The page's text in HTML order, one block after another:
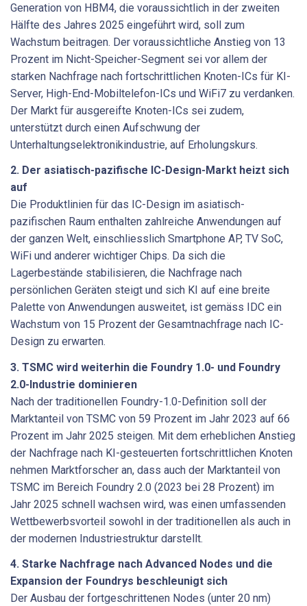
Generation von HBM4, die voraussichtlich in der zweiten
Hälfte des Jahres 2025 eingeführt wird, soll zum
Wachstum beitragen. Der voraussichtliche Anstieg von 13
Prozent im Nicht-Speicher-Segment sei vor allem der
starken Nachfrage nach fortschrittlichen Knoten-ICs für KI-
Server, High-End-Mobiltelefon-ICs und WiFi7 zu verdanken.
Der Markt für ausgereifte Knoten-ICs sei zudem,
unterstützt durch einen Aufschwung der
Unterhaltungselektronikindustrie, auf Erholungskurs.
2. Der asiatisch-pazifische IC-Design-Markt heizt sich
auf
Die Produktlinien für das IC-Design im asiatisch-
pazifischen Raum enthalten zahlreiche Anwendungen auf
der ganzen Welt, einschliesslich Smartphone AP, TV SoC,
WiFi und anderer wichtiger Chips. Da sich die
Lagerbestände stabilisieren, die Nachfrage nach
persönlichen Geräten steigt und sich KI auf eine breite
Palette von Anwendungen ausweitet, ist gemäss IDC ein
Wachstum von 15 Prozent der Gesamtnachfrage nach IC-
Design zu erwarten.
3. TSMC wird weiterhin die Foundry 1.0- und Foundry
2.0-Industrie dominieren
Nach der traditionellen Foundry-1.0-Definition soll der
Marktanteil von TSMC von 59 Prozent im Jahr 2023 auf 66
Prozent im Jahr 2025 steigen. Mit dem erheblichen Anstieg
der Nachfrage nach KI-gesteuerten fortschrittlichen Knoten
nehmen Marktforscher an, dass auch der Marktanteil von
TSMC im Bereich Foundry 2.0 (2023 bei 28 Prozent) im
Jahr 2025 schnell wachsen wird, was einen umfassenden
Wettbewerbsvorteil sowohl in der traditionellen als auch in
der modernen Industriestruktur darstellt.
4. Starke Nachfrage nach Advanced Nodes und die
Expansion der Foundrys beschleunigt sich
Der Ausbau der fortgeschrittenen Nodes (unter 20 nm)